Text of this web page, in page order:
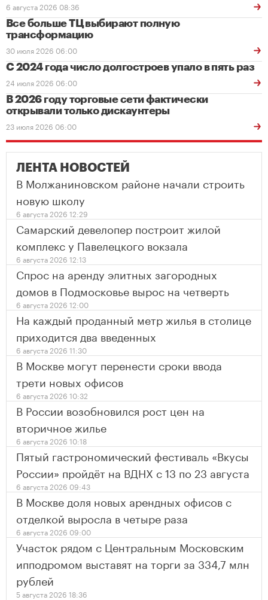
6 августа 2026 08:36
Все больше ТЦ выбирают полную
трансформацию
30 июля 2026 06:00
С 2024 года число долгостроев упало в пять раз
24 июля 2026 06:00
В 2026 году торговые сети фактически
открывали только дискаунтеры
23 июля 2026 06:00
ЛЕНТА НОВОСТЕЙ
В Молжаниновском районе начали строить
новую школу
6 августа 2026 12:29
Самарский девелопер построит жилой
комплекс у Павелецкого вокзала
6 августа 2026 12:13
Спрос на аренду элитных загородных
домов в Подмосковье вырос на четверть
6 августа 2026 12:00
На каждый проданный метр жилья в столице
приходится два введенных
6 августа 2026 11:30
В Москве могут перенести сроки ввода
трети новых офисов
6 августа 2026 10:32
В России возобновился рост цен на
вторичное жилье
6 августа 2026 10:18
Пятый гастрономический фестиваль «Вкусы
России» пройдёт на ВДНХ с 13 по 23 августа
6 августа 2026 09:43
В Москве доля новых арендных офисов с
отделкой выросла в четыре раза
6 августа 2026 09:00
Участок рядом с Центральным Московским
ипподромом выставят на торги за 334,7 млн
рублей
5 августа 2026 18:36